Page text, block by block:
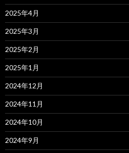
2025年4月
2025年3月
2025年2月
2025年1月
2024年12月
2024年11月
2024年10月
2024年9月